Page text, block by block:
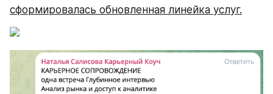
сформировалась обновленная линейка услуг.